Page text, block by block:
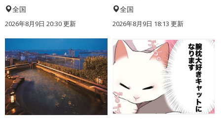
全国
2026年8月9日 20:30更新
全国
2026年8月9日 18:13 更新